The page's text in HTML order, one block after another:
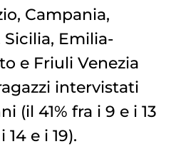
Campania,
Sicilia, Emilia-
e Friuli Venezia
intervistati
(il 41% fra i 9 e i 13
e i 19).